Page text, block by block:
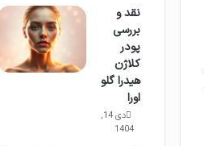
نقد و
بررسی
پودر
کلاژن
هیدرا گلو
اورا
دی 14,
1404